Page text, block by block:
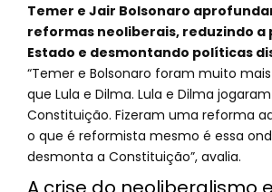
Temer e Jair Bolsonaro
reformas neoliberais, reduzindo a
Estado e desmontando políticas
“Temer e Bolsonaro foram muito
que Lula e Dilma. Lula e Dilma
Constituição. Fizeram uma reforma
o que é reformista mesmo é essa
desmonta a Constituição”, avalia.